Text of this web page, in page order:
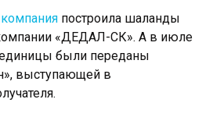
компания построила шаланды
«ДЕДАЛ-СК». А в июле
были переданы
выступающей в